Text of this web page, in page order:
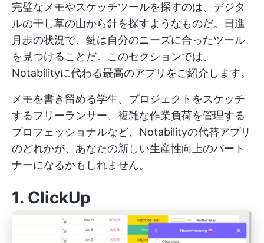
完璧なメモやスケッチツールを探すのは、デジタ
ルの干し草の山から針を探すようなものだ。日進
月歩の状況で、鍵は自分のニーズに合ったツール
を見つけることだ。このセクションでは、
Notabilityに代わる最高のアプリをご紹介します。
メモを書き留める学生、プロジェクトをスケッチ
するフリーランサー、複雑な作業負荷を管理する
プロフェッショナルなど、Notabilityの代替アプリ
のどれかが、あなたの新しい生産性向上のパート
ナーになるかもしれません。
1. ClickUp